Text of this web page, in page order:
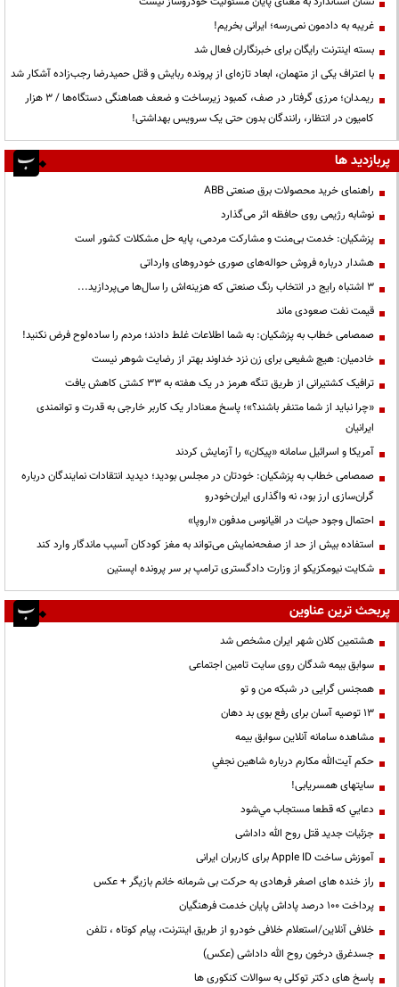
غریبه به دادمون نمی‌رسه؛ ایرانی بخریم!
بسته اینترنت رایگان برای خبرنگاران فعال شد
با اعتراف یکی از متهمان، ابعاد تازه‌ای از پرونده ربایش و قتل حمیدرضا رجب‌زاده آشکار شد
ریمـدان؛ مرزی گرفتار در صف، کمبود زیرساخت و ضعف هماهنگی دستگاه‌ها / ۳ هزار
کامیون در انتظار، رانندگان بدون حتی یک سرویس بهداشتی!
پربازدید ها
راهنمای خرید محصولات برق صنعتی ABB
نوشابه رژیمی روی حافظه اثر می‌گذارد
پزشکیان: خدمت بی‌منت و مشارکت مردمی، پایه حل مشکلات کشور است
هشدار درباره فروش حواله‌های صوری خودروهای وارداتی
3 اشتباه رایج در انتخاب رنگ صنعتی که هزینه‌اش را سال‌ها می‌پردازید...
قیمت نفت صعودی ماند
صمصامی خطاب به پزشکیان: به شما اطلاعات غلط دادند؛ مردم را ساده‌لوح فرض نکنید!
خادمیان: هیچ شفیعی برای زن نزد خداوند بهتر از رضایت شوهر نیست
ترافیک کشتیرانی از طریق تنگه هرمز در یک هفته به ۳۳ کشتی کاهش یافت
«چرا نباید از شما متنفر باشند؟»؛ پاسخ معنادار یک کاربر خارجی به قدرت و توانمندی
ایرانیان
آمریکا و اسرائیل سامانه «پیکان» را آزمایش کردند
صمصامی خطاب به پزشکیان: خودتان در مجلس بودید؛ دیدید انتقادات نمایندگان درباره
گران‌سازی ارز بود، نه واگذاری ایران‌خودرو
احتمال وجود حیات در اقیانوس مدفون «اروپا»
استفاده بیش از حد از صفحه‌نمایش می‌تواند به مغز کودکان آسیب ماندگار وارد کند
شکایت نیومکزیکو از وزارت دادگستری ترامپ بر سر پرونده اپستین
پربحث ترین عناوین
هشتمین کلان شهر ایران مشخص شد
سوابق بیمه شدگان روی سایت تامین اجتماعی
همجنس گرایی در شبکه من و تو
13 توصیه آسان برای رفع بوی بد دهان
مشاهده سامانه آنلاين سوابق بیمه
حكم آيت‌الله مكارم درباره شاهين نجفي
سایتهای همسریابی!
دعايي كه قطعا مستجاب مي‌شود
جزئیات جدید قتل روح الله داداشی
آموزش ساخت Apple ID برای کاربران ایرانی
راز خنده های اصغر فرهادی به حرکت بی شرمانه خانم بازیگر + عکس
پرداخت ۱۰۰ درصد پاداش پایان خدمت فرهنگیان
خلافی آنلاین/استعلام خلافی خودرو از طریق اینترنت، پیام کوتاه ، تلفن
جسدغرق درخون روح الله داداشی (عکس)
پاسخ های دکتر توکلی به سوالات کنکوری ها